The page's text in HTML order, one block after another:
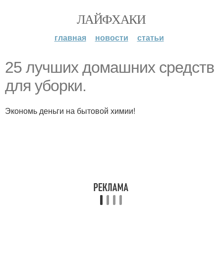
ЛАЙФХАКИ
главная новости статьи
25 лучших домашних средств
для уборки.
Экономь деньги на бытовой химии!